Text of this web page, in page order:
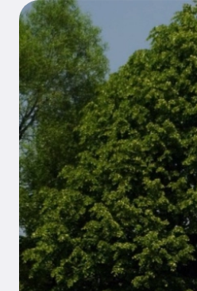
Edukacja
Archiwum Diecezjalne
Instytucje
Ruchy i
Ochrona Dzieci i
Dotacje i inwestycje